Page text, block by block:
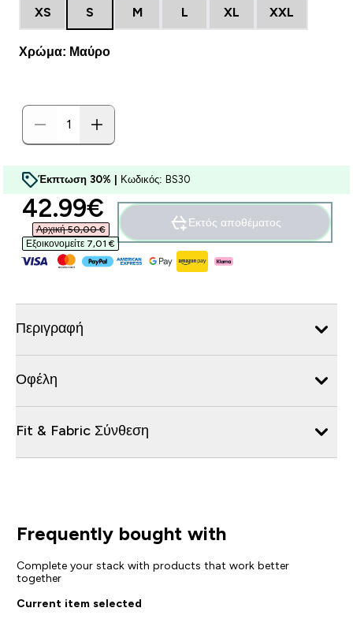
XS S M L XL XXL
Χρώμα: Μαύρο
Έκπτωση 30% | Κωδικός: BS30
discounted price
42.99€‎
Αρχική 50,00 €‎
Εξοικονομείτε 7,01 €‎
Εκτός αποθέματος
Περιγραφή
Οφέλη
Fit & Fabric Σύνθεση
Frequently bought with
Complete your stack with products that work better
together
Current item selected